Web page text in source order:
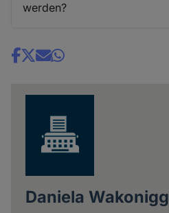
werden?
Share
Daniela Wakonigg